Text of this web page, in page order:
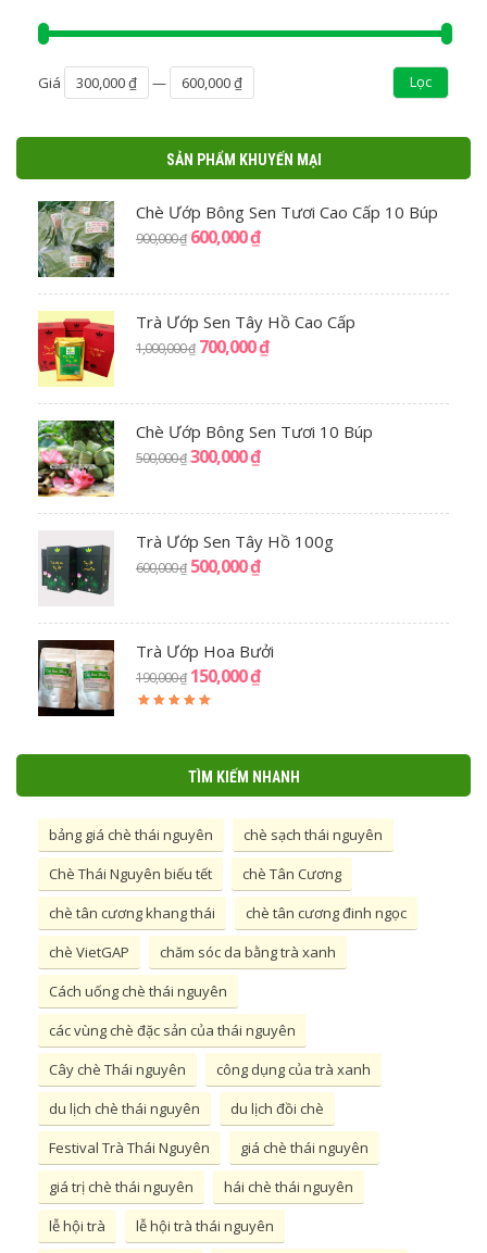
Lọc
Giá 300,000 ₫ — 600,000 ₫
SẢN PHẨM KHUYẾN MẠI
Chè Ướp Bông Sen Tươi Cao Cấp 10 Búp
900,000₫ 600,000₫
Trà Ướp Sen Tây Hồ Cao Cấp
1,000,000₫ 700,000₫
Chè Ướp Bông Sen Tươi 10 Búp
500,000₫ 300,000₫
Trà Ướp Sen Tây Hồ 100g
600,000₫ 500,000₫
Trà Ướp Hoa Bưởi
190,000₫ 150,000₫
TÌM KIẾM NHANH
bảng giá chè thái nguyên
chè sạch thái nguyên
Chè Thái Nguyên biếu tết
chè Tân Cương
chè tân cương khang thái
chè tân cương đinh ngọc
chè VietGAP
chăm sóc da bằng trà xanh
Cách uống chè thái nguyên
các vùng chè đặc sản của thái nguyên
Cây chè Thái nguyên
công dụng của trà xanh
du lịch chè thái nguyên
du lịch đồi chè
Festival Trà Thái Nguyên
giá chè thái nguyên
giá trị chè thái nguyên
hái chè thái nguyên
lễ hội trà
lễ hội trà thái nguyên